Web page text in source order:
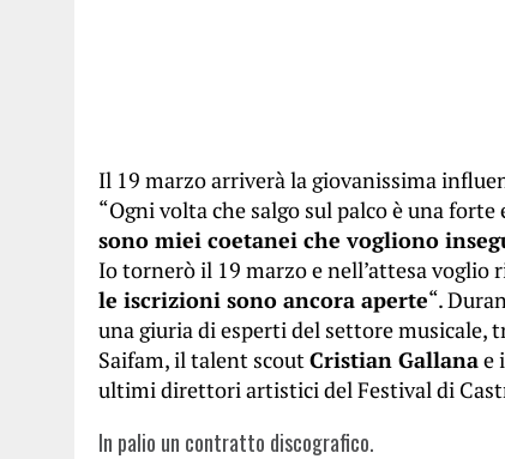
Il 19 marzo arriverà la giovanissima
“Ogni volta che salgo sul palco è una forte
sono miei coetanei che vogliono
Io tornerò il 19 marzo e nell’attesa
le iscrizioni sono ancora aperte“.
una giuria di esperti del settore musicale,
Saifam, il talent scoutCristian Gallanae
ultimi direttori artistici del Festival di
In palio un contratto discografico.